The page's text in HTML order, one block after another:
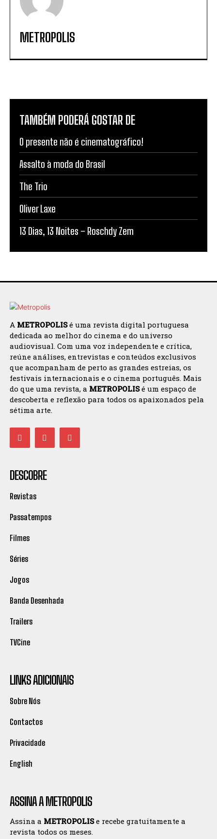
METROPOLIS
TAMBÉM PODERÁ GOSTAR DE
O presente não é cinematográfico!
Assalto à moda do Brasil
The Trio
Oliver Laxe
13 Dias, 13 Noites – Roschdy Zem
A METROPOLISé uma revista digital portuguesa
dedicada ao melhor do cinema e do universo
audiovisual. Com uma voz independente e crítica,
reúne análises, entrevistas e conteúdos exclusivos
que acompanham de perto as grandes estreias, os
festivais internacionais e o cinema português. Mais
do que uma revista, a METROPOLISé um espaço de
descoberta e reflexão para todos os apaixonados pela
sétima arte.
DESCOBRE
Revistas
Passatempos
Filmes
Séries
Jogos
Banda Desenhada
Trailers
TVCine
LINKS ADICIONAIS
Sobre Nós
Contactos
Privacidade
English
ASSINA A METROPOLIS
Assina a METROPOLISe recebe gratuitamente a
revista todos os meses.